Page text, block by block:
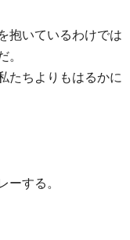
抱いているわけでは
。
たちよりもはるかに
ーする。